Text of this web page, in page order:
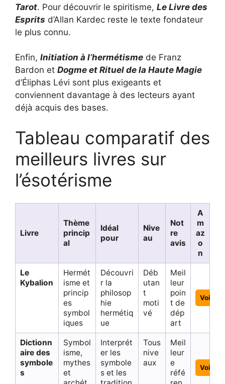
Tarot. Pour découvrir le spiritisme, Le Livre des
Esprits d’Allan Kardec reste le texte fondateur
le plus connu.
Enfin, Initiation à l’hermétisme de Franz
Bardon et Dogme et Rituel de la Haute Magie
d’Éliphas Lévi sont plus exigeants et
conviennent davantage à des lecteurs ayant
déjà acquis des bases.
Tableau comparatif des
meilleurs livres sur
l’ésotérisme
Livre
Thème
princip
al
Idéal
pour
Nive
au
Not
re
avis
A
m
az
o
n
Le
Kybalion
Hermét
isme et
princip
es
symbol
iques
Découvri
r la
philosop
hie
hermétiq
ue
Déb
utan
t
moti
vé
Meil
leur
poin
t de
dép
art
Voir
Dictionn
aire des
symbole
s
Symbol
isme,
mythes
et
Interprét
er les
symbole
s et les
Tous
nive
aux
Meil
leur
e
réfé
Voir